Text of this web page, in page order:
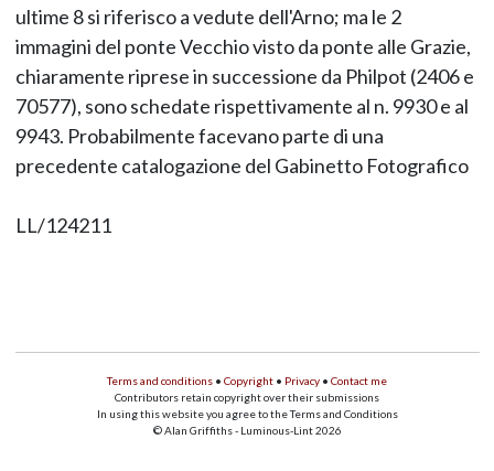
ultime 8 si riferisco a vedute dell'Arno; ma le 2
immagini del ponte Vecchio visto da ponte alle Grazie,
chiaramente riprese in successione da Philpot (2406 e
70577), sono schedate rispettivamente al n. 9930 e al
9943. Probabilmente facevano parte di una
precedente catalogazione del Gabinetto Fotografico
LL/124211
Terms and conditions • Copyright • Privacy • Contact me
Contributors retain copyright over their submissions
In using this website you agree to the Terms and Conditions
© Alan Griffiths - Luminous-Lint 2026